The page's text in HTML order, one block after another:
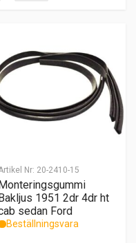
Nr: 20-2410-15
1951 2dr 4dr ht
sedan Ford
Beställningsvara